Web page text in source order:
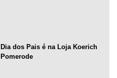
Dia dos Pais é na Loja Koerich
Pomerode